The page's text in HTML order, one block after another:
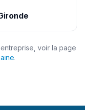
voir la page
.